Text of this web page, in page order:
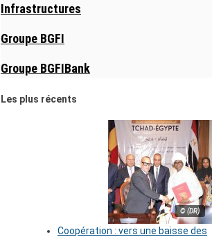
Infrastructures
Groupe BGFI
Groupe BGFIBank
Les plus récents
© (DR)
Coopération : vers une baisse des